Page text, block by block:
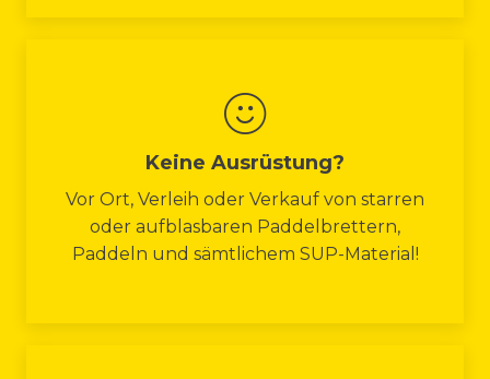
Keine Ausrüstung?
Vor Ort, Verleih oder Verkauf von starren
oder aufblasbaren Paddelbrettern,
Paddeln und sämtlichem SUP-Material!